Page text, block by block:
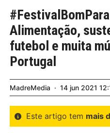
Alimentação,
futebol e muita
Portugal
MadreMedia 14 jun 2021
Este artigo tem mais